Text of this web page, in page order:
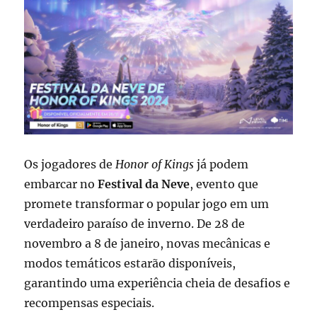
Mundo
de
Esports
Os jogadores de Honor of Kings já podem
embarcar noFestival da Neve, evento que
promete transformar o popular jogo em um
verdadeiro paraíso de inverno. De 28 de
novembro a 8 de janeiro, novas mecânicas e
modos temáticos estarão disponíveis,
garantindo uma experiência cheia de desafios e
recompensas especiais.